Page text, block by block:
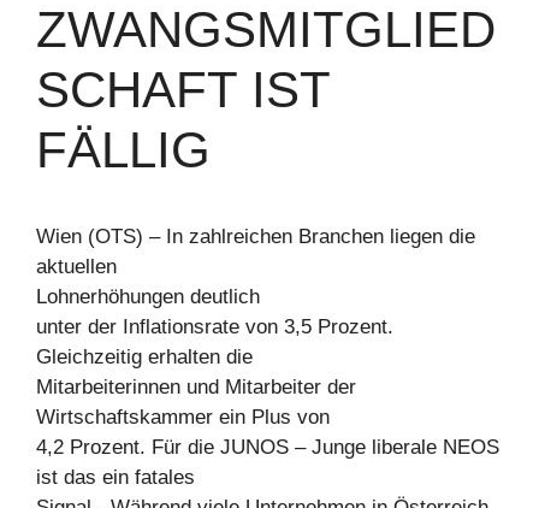
ZWANGSMITGLIED
SCHAFT IST
FÄLLIG
Wien (OTS) – In zahlreichen Branchen liegen die
aktuellen
Lohnerhöhungen deutlich
unter der Inflationsrate von 3,5 Prozent.
Gleichzeitig erhalten die
Mitarbeiterinnen und Mitarbeiter der
Wirtschaftskammer ein Plus von
4,2 Prozent. Für die JUNOS – Junge liberale NEOS
ist das ein fatales